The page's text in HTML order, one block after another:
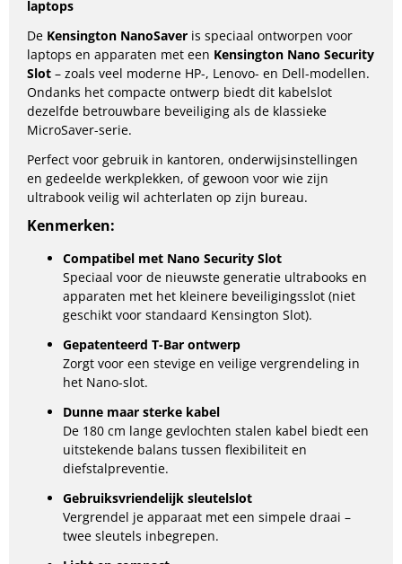
laptops
De Kensington NanoSaver is speciaal ontworpen voor
laptops en apparaten met een Kensington Nano Security
Slot – zoals veel moderne HP-, Lenovo- en Dell-modellen.
Ondanks het compacte ontwerp biedt dit kabelslot
dezelfde betrouwbare beveiliging als de klassieke
MicroSaver-serie.
Perfect voor gebruik in kantoren, onderwijsinstellingen
en gedeelde werkplekken, of gewoon voor wie zijn
ultrabook veilig wil achterlaten op zijn bureau.
Kenmerken:
Compatibel met Nano Security Slot
Speciaal voor de nieuwste generatie ultrabooks en
apparaten met het kleinere beveiligingsslot (niet
geschikt voor standaard Kensington Slot).
Gepatenteerd T-Bar ontwerp
Zorgt voor een stevige en veilige vergrendeling in
het Nano-slot.
Dunne maar sterke kabel
De 180 cm lange gevlochten stalen kabel biedt een
uitstekende balans tussen flexibiliteit en
diefstalpreventie.
Gebruiksvriendelijk sleutelslot
Vergrendel je apparaat met een simpele draai –
twee sleutels inbegrepen.